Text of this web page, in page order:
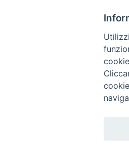
La Difesa del Popolo percepisce i
La Difesa del Popolo è una testata